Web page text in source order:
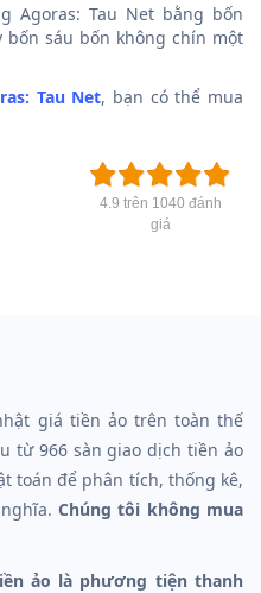
Agoras: Tau Net bằng bốn
sáu bốn không chín một
Tau Net, bạn có thể mua
4.9 trên 1040 đánh
giá
giá tiền ảo trên toàn thế
từ 966 sàn giao dịch tiền ảo
toán để phân tích, thống kê,
nghĩa.Chúng tôi không mua
ảo là phương tiện thanh